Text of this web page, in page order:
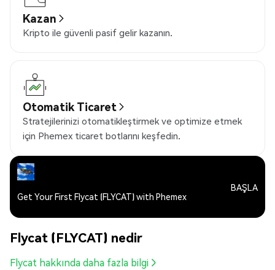
Kazan
Kripto ile güvenli pasif gelir kazanın.
Otomatik Ticaret
Stratejilerinizi otomatikleştirmek ve optimize etmek
için Phemex ticaret botlarını keşfedin.
Get Your First Flycat (FLYCAT) with Phemex
BAŞLA
Flycat (FLYCAT) nedir
Flycat hakkında daha fazla bilgi